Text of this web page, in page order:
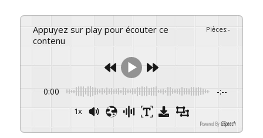
Appuyez sur play pour écouter ce
contenu
Pièces:-
0:00 -:--
1x
Powered By GSpeech